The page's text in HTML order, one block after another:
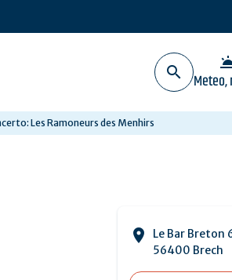
Les Ramoneurs des Menhirs
Le Bar Breton
56400 Brech